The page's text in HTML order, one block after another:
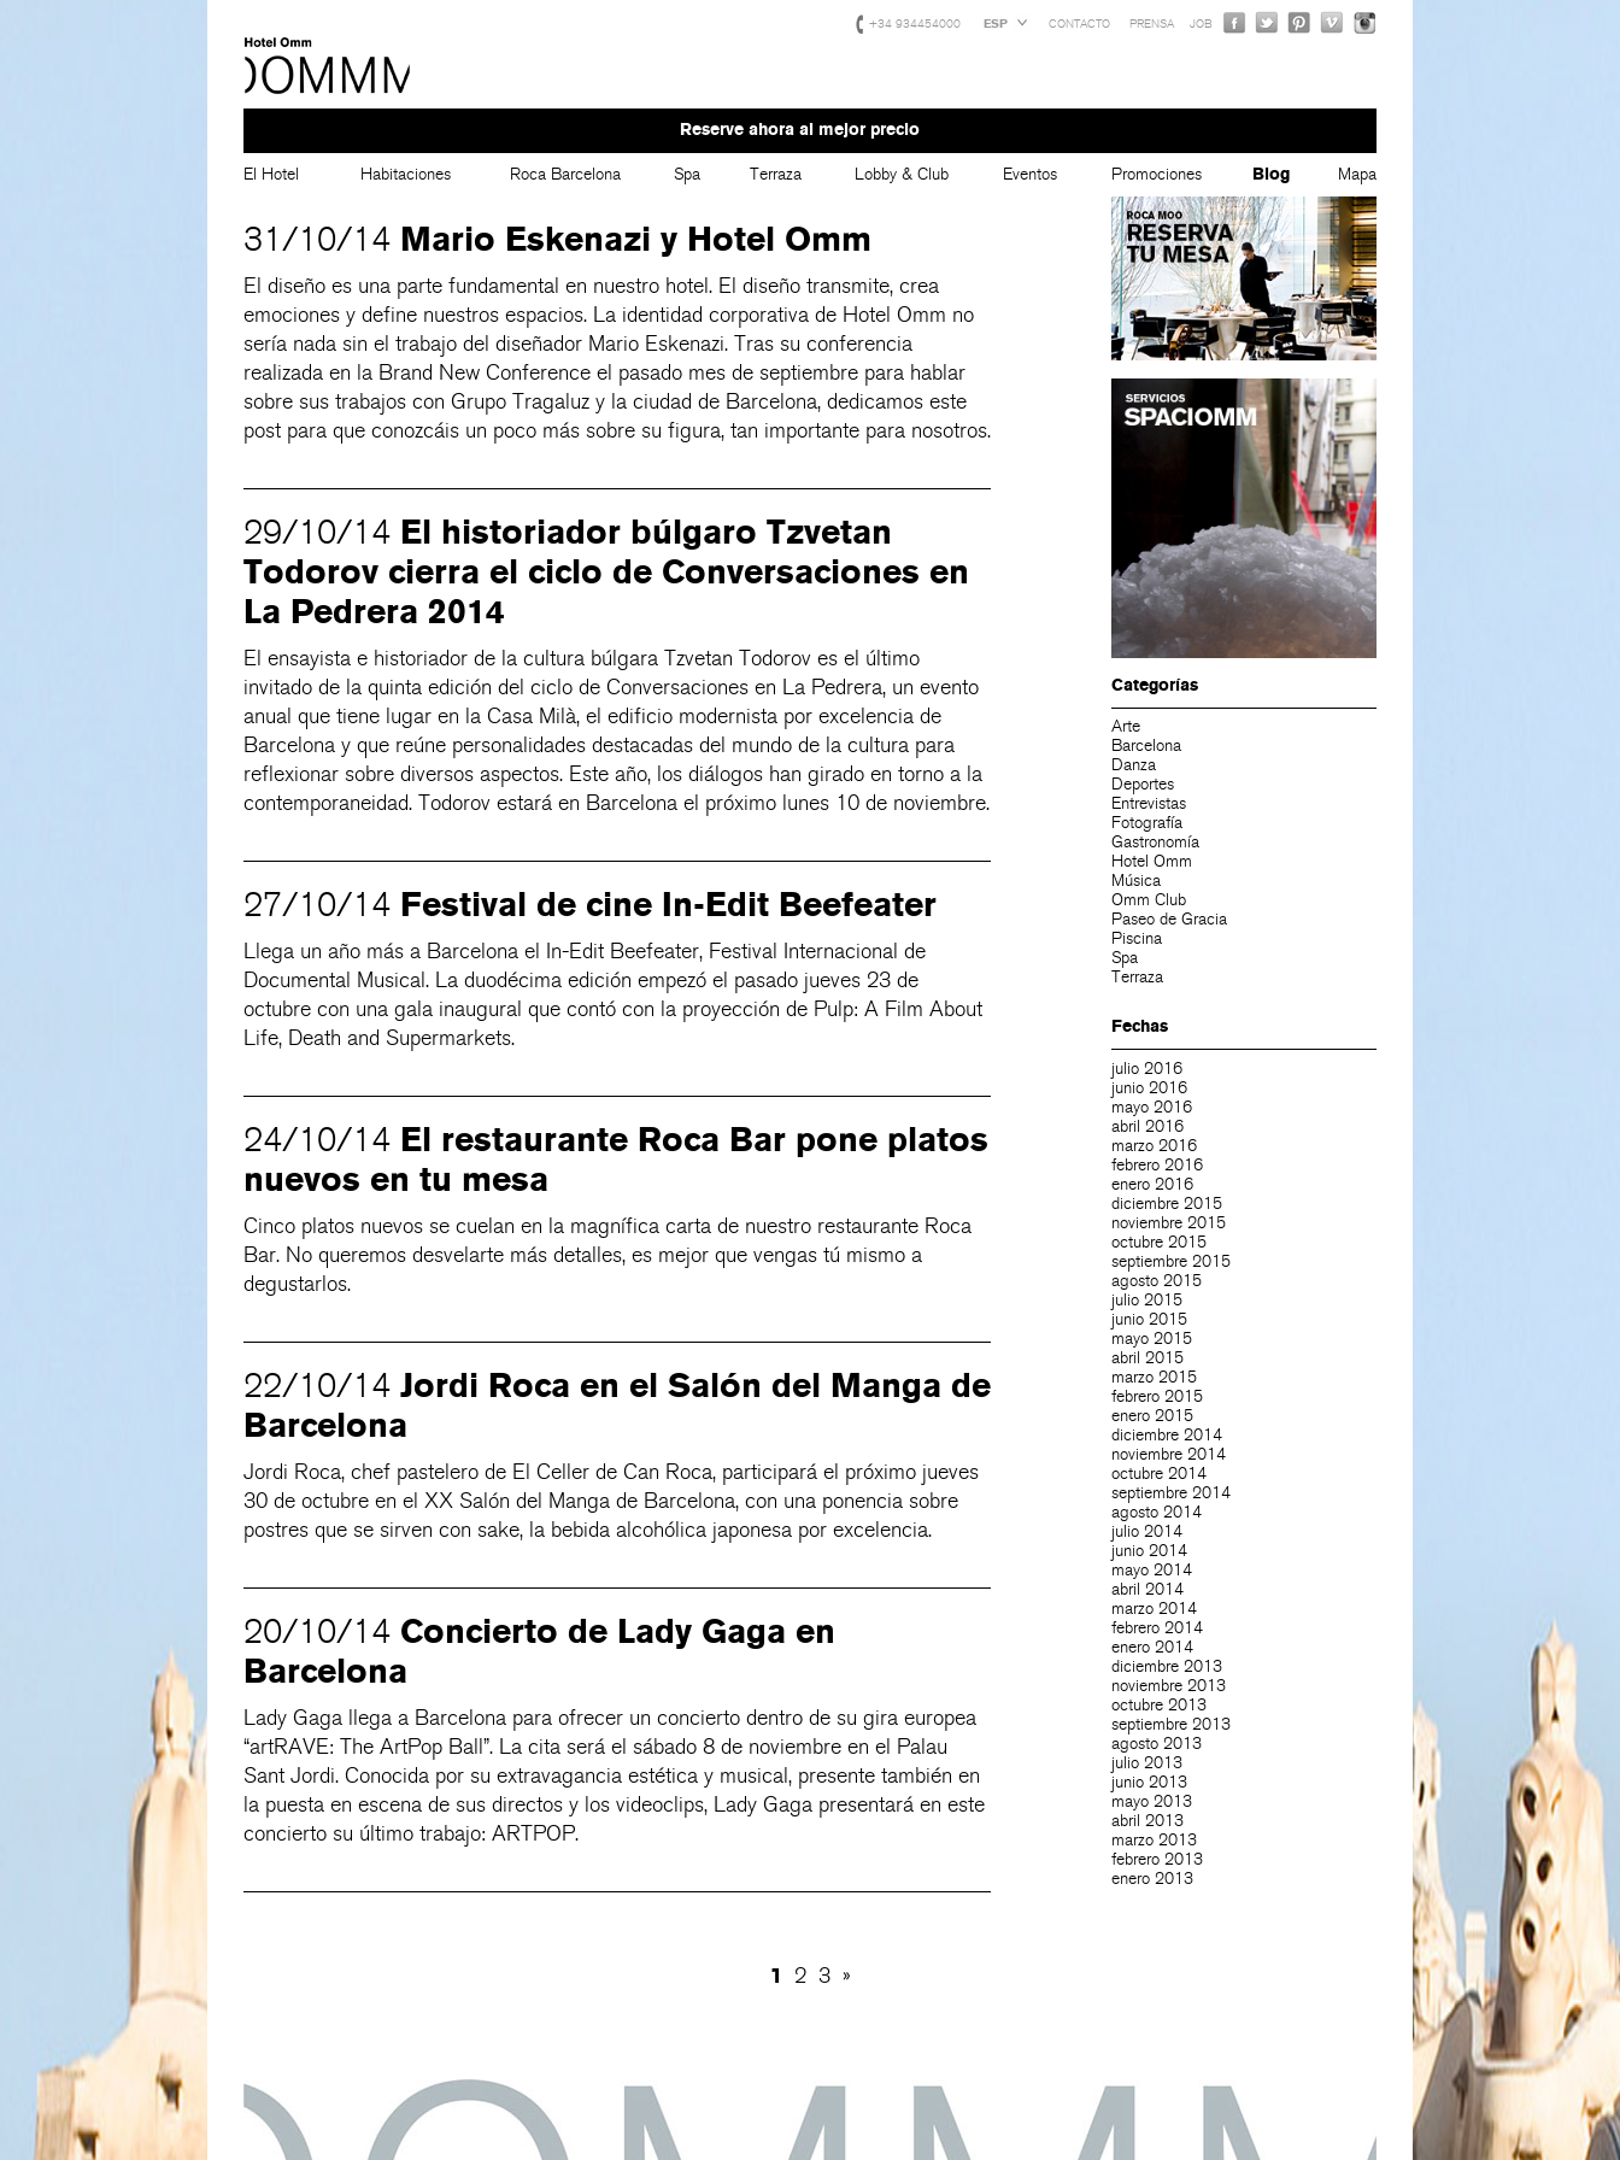
+34 934454000 ESP CONTACTO PRENSA JOB
Reserve ahora al mejor precio
El Hotel Habitaciones Roca Barcelona Spa Terraza Lobby & Club Eventos Promociones Blog Mapa
31/10/14 Mario Eskenazi y Hotel Omm
El diseño es una parte fundamental en nuestro hotel. El diseño transmite, crea
emociones y define nuestros espacios. La identidad corporativa de Hotel Omm no
sería nada sin el trabajo del diseñador Mario Eskenazi. Tras su conferencia
realizada en la Brand New Conference el pasado mes de septiembre para hablar
sobre sus trabajos con Grupo Tragaluz y la ciudad de Barcelona, dedicamos este
post para que conozcáis un poco más sobre su figura, tan importante para nosotros.
29/10/14 El historiador búlgaro Tzvetan
Todorov cierra el ciclo de Conversaciones en
La Pedrera 2014
El ensayista e historiador de la cultura búlgara Tzvetan Todorov es el último
invitado de la quinta edición del ciclo de Conversaciones en La Pedrera, un evento
anual que tiene lugar en la Casa Milà, el edificio modernista por excelencia de
Barcelona y que reúne personalidades destacadas del mundo de la cultura para
reflexionar sobre diversos aspectos. Este año, los diálogos han girado en torno a la
contemporaneidad. Todorov estará en Barcelona el próximo lunes 10 de noviembre.
27/10/14 Festival de cine In-Edit Beefeater
Llega un año más a Barcelona el In-Edit Beefeater, Festival Internacional de
Documental Musical. La duodécima edición empezó el pasado jueves 23 de
octubre con una gala inaugural que contó con la proyección de Pulp: A Film About
Life, Death and Supermarkets.
24/10/14 El restaurante Roca Bar pone platos
nuevos en tu mesa
Cinco platos nuevos se cuelan en la magnífica carta de nuestro restaurante Roca
Bar. No queremos desvelarte más detalles, es mejor que vengas tú mismo a
degustarlos.
22/10/14 Jordi Roca en el Salón del Manga de
Barcelona
Jordi Roca, chef pastelero de El Celler de Can Roca, participará el próximo jueves
30 de octubre en el XX Salón del Manga de Barcelona, con una ponencia sobre
postres que se sirven con sake, la bebida alcohólica japonesa por excelencia.
20/10/14 Concierto de Lady Gaga en
Barcelona
Lady Gaga llega a Barcelona para ofrecer un concierto dentro de su gira europea
“artRAVE: The ArtPop Ball”. La cita será el sábado 8 de noviembre en el Palau
Sant Jordi. Conocida por su extravagancia estética y musical, presente también en
la puesta en escena de sus directos y los videoclips, Lady Gaga presentará en este
concierto su último trabajo: ARTPOP.
Categorías
Arte
Barcelona
Danza
Deportes
Entrevistas
Fotografía
Gastronomía
Hotel Omm
Música
Omm Club
Paseo de Gracia
Piscina
Spa
Terraza
Fechas
julio 2016
junio 2016
mayo 2016
abril 2016
marzo 2016
febrero 2016
enero 2016
diciembre 2015
noviembre 2015
octubre 2015
septiembre 2015
agosto 2015
julio 2015
junio 2015
mayo 2015
abril 2015
marzo 2015
febrero 2015
enero 2015
diciembre 2014
noviembre 2014
octubre 2014
septiembre 2014
agosto 2014
julio 2014
junio 2014
mayo 2014
abril 2014
marzo 2014
febrero 2014
enero 2014
diciembre 2013
noviembre 2013
octubre 2013
septiembre 2013
agosto 2013
julio 2013
junio 2013
mayo 2013
abril 2013
marzo 2013
febrero 2013
enero 2013
1 2 3 »